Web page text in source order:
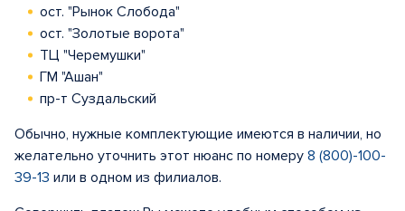
ост. "Рынок Слобода"
ост. "Золотые ворота"
ТЦ "Черемушки"
ГМ "Ашан"
пр-т Суздальский
Обычно, нужные комплектующие имеются в наличии, но
желательно уточнить этот нюанс по номеру 8 (800)-100-
39-13 или в одном из филиалов.